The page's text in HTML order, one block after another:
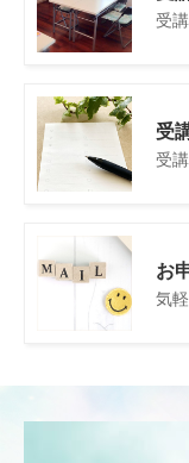
受
受
受
お
気